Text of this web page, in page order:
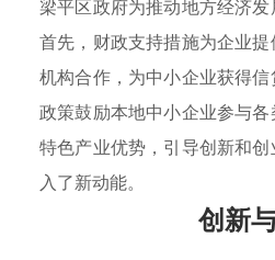
梁平区政府为推动地方经济
首先，财政支持措施为企业
机构合作，为中小企业获得
政策鼓励本地中小企业参与
特色产业优势，引导创新和
入了新动能。
创新